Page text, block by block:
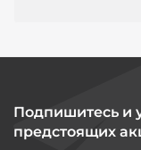
Подпишитесь и
предстоящих